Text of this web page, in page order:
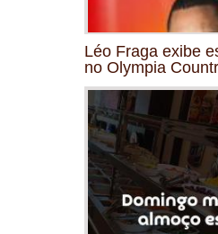
Léo Fraga exibe
no Olympia